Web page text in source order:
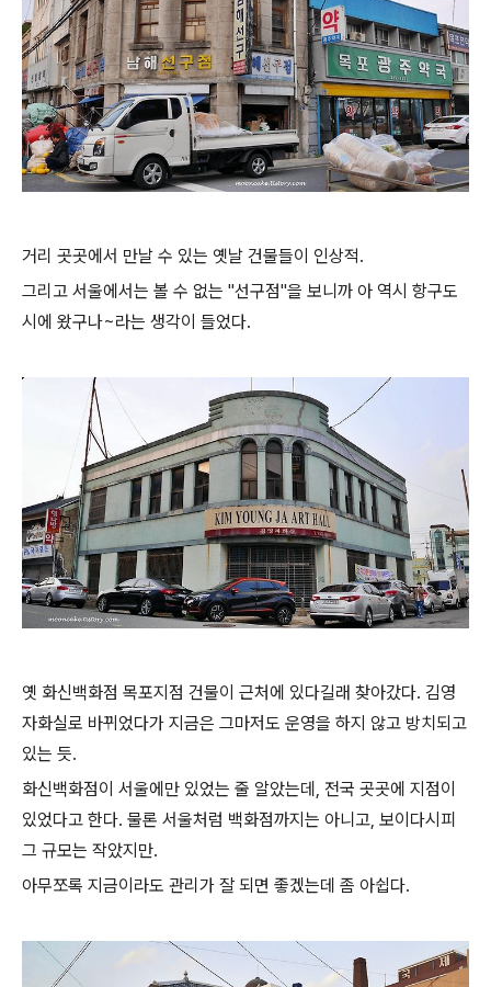
거리 곳곳에서 만날 수 있는 옛날 건물들이 인상적.
그리고 서울에서는 볼 수 없는 "선구점"을 보니까 아 역시 항구도
시에 왔구나~라는 생각이 들었다.
옛 화신백화점 목포지점 건물이 근처에 있다길래 찾아갔다. 김영
자화실로 바뀌었다가 지금은 그마저도 운영을 하지 않고 방치되고
있는 듯.
화신백화점이 서울에만 있었는 줄 알았는데, 전국 곳곳에 지점이
있었다고 한다. 물론 서울처럼 백화점까지는 아니고, 보이다시피
그 규모는 작았지만.
아무쪼록 지금이라도 관리가 잘 되면 좋겠는데 좀 아쉽다.